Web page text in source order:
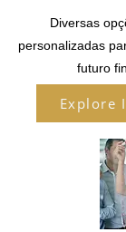
Diversas
personalizadas
futuro
Explore